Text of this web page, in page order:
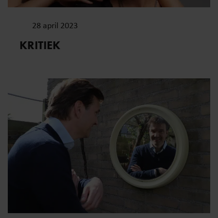
28 april 2023
KRITIEK